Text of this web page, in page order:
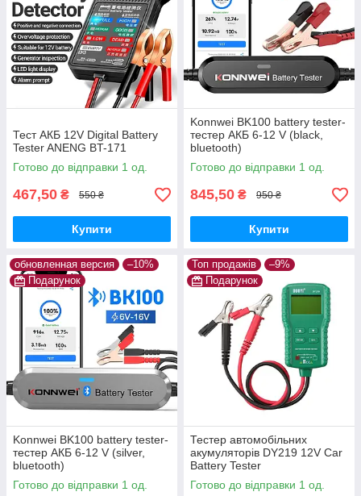
Тест АКБ 12V Digital Battery
Tester ANENG BT-171
Готово до відправки 1 од.
467,50 ₴ 550 ₴
Купити
Konnwei BK100 battery tester-
тестер АКБ 6-12 V (black,
bluetooth)
Готово до відправки 1 од.
845,50 ₴ 950 ₴
Купити
обновленная версия
–10%
Подарунок
Konnwei BK100 battery tester-
тестер АКБ 6-12 V (silver,
bluetooth)
Готово до відправки 1 од.
Топ продажів
–9%
Подарунок
Тестер автомобільних
акумуляторів DY219 12V Car
Battery Tester
Готово до відправки 1 од.